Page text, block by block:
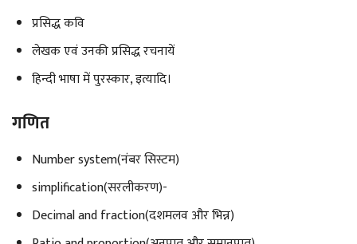
प्रसिद्ध कवि
लेखक एवं उनकी प्रसिद्ध रचनायें
हिन्दी भाषा में पुरस्कार, इत्यादि।
गणित
Number system(नंबर सिस्टम)
simplification(सरलीकरण)-
Decimal and fraction(दशमलव और भिन्न)